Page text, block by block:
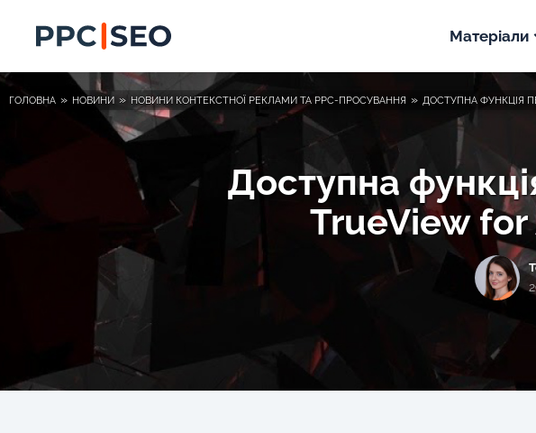
Матеріали
PPC
Статті
PPC
SEO
Кейси
SEO
ГОЛОВНА » НОВИНИ » НОВИНИ КОНТЕКСТНОЇ РЕКЛАМИ ТА PPC-ПРОСУВАННЯ » ДОСТУПНА ФУНКЦІЯ
Доступна
TrueView